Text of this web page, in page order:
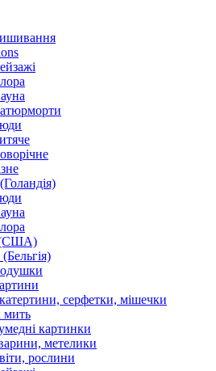
(США)
серфетки, мішечки
мить
картинки
метелики
рослини